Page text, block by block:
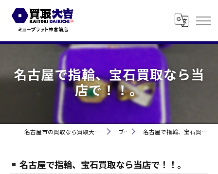
名古屋で指輪、宝石買取なら当
店で！！。
名古屋市の買取なら買取大吉 ミュープラット神宮前 ブログ 名古屋で指輪、宝石買取なら当店で！！。
名古屋で指輪、宝石買取なら当店で！！。